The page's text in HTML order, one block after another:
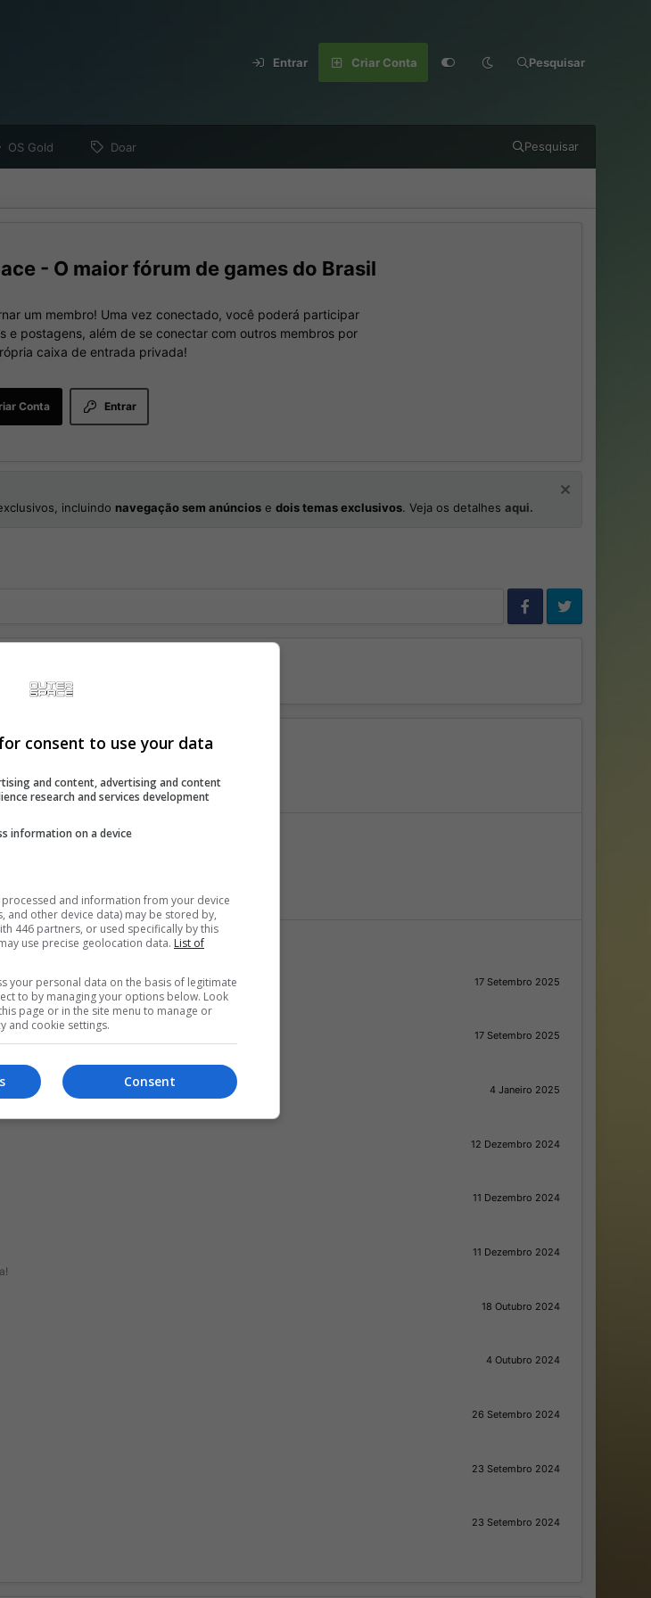
Entrar Criar Conta Pesquisar
OS Gold Doar Pesquisar
- O maior fórum de games do Brasil
um membro! Uma vez conectado, você poderá participar
e postagens, além de se conectar com outros membros por
caixa de entrada privada!
Entrar
Conta
incluindo navegação sem anúncios e dois temas exclusivos. Veja os detalhes aqui.
something you must take for yourself." - Pod 042
17 Setembro 2025
17 Setembro 2025
4 Janeiro 2025
12 Dezembro 2024
11 Dezembro 2024
11 Dezembro 2024
18 Outubro 2024
4 Outubro 2024
26 Setembro 2024
23 Setembro 2024
23 Setembro 2024
consent to use your data
and content, advertising and content
research and services development
information on a device
and information from your device
and other device data) may be stored by,
446 partners, or used specifically by this
use precise geolocation data. List of
your personal data on the basis of legitimate
to by managing your options below. Look
page or in the site menu to manage or
and cookie settings.
Consent